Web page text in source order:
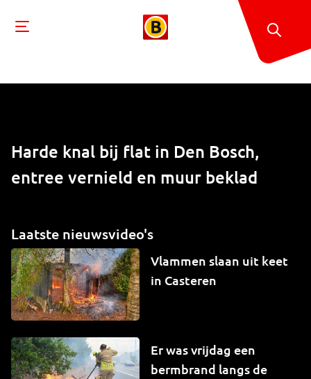
Harde knal bij flat in Den Bosch,
entree vernield en muur beklad
Laatste nieuwsvideo's
Vlammen slaan uit keet
in Casteren
Er was vrijdag een
bermbrand langs de